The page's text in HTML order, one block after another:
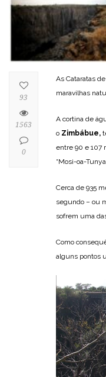
As Cataratas
maravilhas
A cortina de
o Zimbábue,
entre 90 e 107
“Mosi-oa-
Cerca de 935
segundo – ou
sofrem uma
Como
alguns pontos
93
1563
0